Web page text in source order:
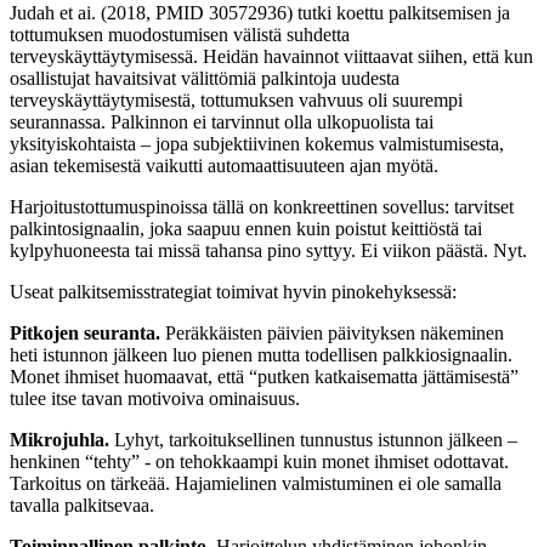
Judah et ai. (2018, PMID 30572936) tutki koettu palkitsemisen ja
tottumuksen muodostumisen välistä suhdetta
terveyskäyttäytymisessä. Heidän havainnot viittaavat siihen, että kun
osallistujat havaitsivat välittömiä palkintoja uudesta
terveyskäyttäytymisestä, tottumuksen vahvuus oli suurempi
seurannassa. Palkinnon ei tarvinnut olla ulkopuolista tai
yksityiskohtaista – jopa subjektiivinen kokemus valmistumisesta,
asian tekemisestä vaikutti automaattisuuteen ajan myötä.
Harjoitustottumuspinoissa tällä on konkreettinen sovellus: tarvitset
palkintosignaalin, joka saapuu ennen kuin poistut keittiöstä tai
kylpyhuoneesta tai missä tahansa pino syttyy. Ei viikon päästä. Nyt.
Useat palkitsemisstrategiat toimivat hyvin pinokehyksessä:
Pitkojen seuranta. Peräkkäisten päivien päivityksen näkeminen
heti istunnon jälkeen luo pienen mutta todellisen palkkiosignaalin.
Monet ihmiset huomaavat, että “putken katkaisematta jättämisestä”
tulee itse tavan motivoiva ominaisuus.
Mikrojuhla. Lyhyt, tarkoituksellinen tunnustus istunnon jälkeen –
henkinen “tehty” - on tehokkaampi kuin monet ihmiset odottavat.
Tarkoitus on tärkeää. Hajamielinen valmistuminen ei ole samalla
tavalla palkitsevaa.